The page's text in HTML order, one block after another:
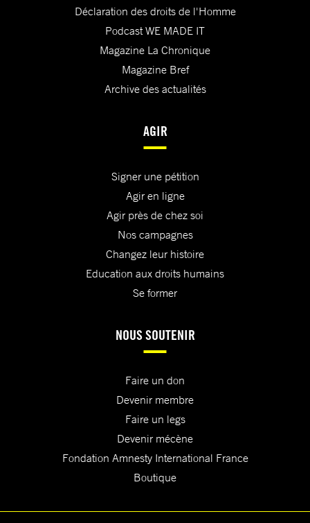
Déclaration des droits de l'Homme
Podcast WE MADE IT
Magazine La Chronique
Magazine Bref
Archive des actualités
AGIR
Signer une pétition
Agir en ligne
Agir près de chez soi
Nos campagnes
Changez leur histoire
Education aux droits humains
Se former
NOUS SOUTENIR
Faire un don
Devenir membre
Faire un legs
Devenir mécène
Fondation Amnesty International France
Boutique